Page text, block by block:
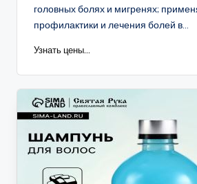
головных болях и мигренях;
профилактики и лечения болей в...
Узнать цены...